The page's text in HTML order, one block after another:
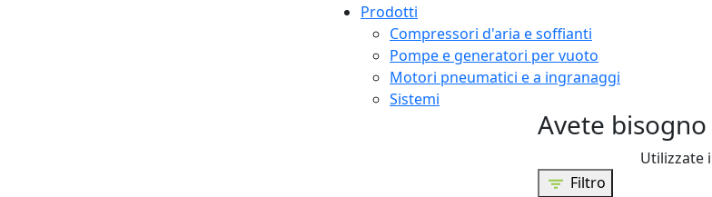
Prodotti
Compressori d'aria e soffianti
Pompe e generatori per vuoto
Motori pneumatici e a ingranaggi
Sistemi
Avete
Utilizzate
Filtro